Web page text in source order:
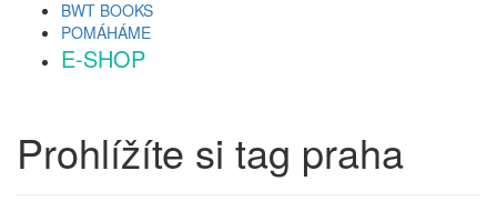
BWT BOOKS
POMÁHÁME
E-SHOP
Prohlížíte si tag praha